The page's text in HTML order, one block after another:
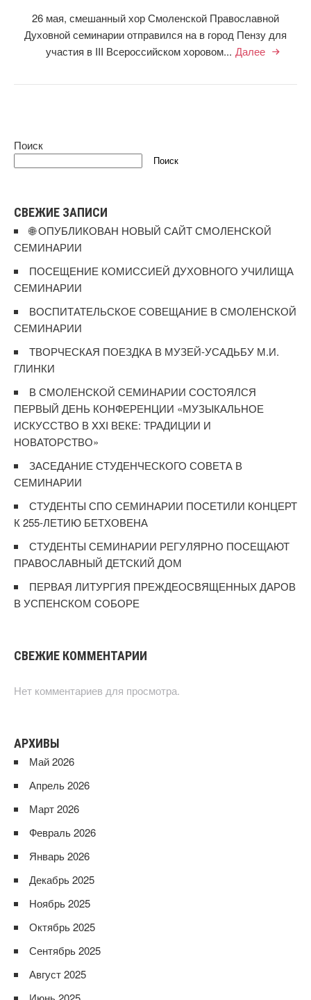
26 мая, смешанный хор Смоленской Православной
Духовной семинарии отправился на в город Пензу для
участия в III Всероссийском хоровом... Далее
Поиск
Поиск
СВЕЖИЕ ЗАПИСИ
🌐 ОПУБЛИКОВАН НОВЫЙ САЙТ СМОЛЕНСКОЙ
СЕМИНАРИИ
ПОСЕЩЕНИЕ КОМИССИЕЙ ДУХОВНОГО УЧИЛИЩА
СЕМИНАРИИ
ВОСПИТАТЕЛЬСКОЕ СОВЕЩАНИЕ В СМОЛЕНСКОЙ
СЕМИНАРИИ
ТВОРЧЕСКАЯ ПОЕЗДКА В МУЗЕЙ-УСАДЬБУ М.И.
ГЛИНКИ
В СМОЛЕНСКОЙ СЕМИНАРИИ СОСТОЯЛСЯ
ПЕРВЫЙ ДЕНЬ КОНФЕРЕНЦИИ «МУЗЫКАЛЬНОЕ
ИСКУССТВО В XXI ВЕКЕ: ТРАДИЦИИ И
НОВАТОРСТВО»
ЗАСЕДАНИЕ СТУДЕНЧЕСКОГО СОВЕТА В
СЕМИНАРИИ
СТУДЕНТЫ СПО СЕМИНАРИИ ПОСЕТИЛИ КОНЦЕРТ
К 255-ЛЕТИЮ БЕТХОВЕНА
СТУДЕНТЫ СЕМИНАРИИ РЕГУЛЯРНО ПОСЕЩАЮТ
ПРАВОСЛАВНЫЙ ДЕТСКИЙ ДОМ
ПЕРВАЯ ЛИТУРГИЯ ПРЕЖДЕОСВЯЩЕННЫХ ДАРОВ
В УСПЕНСКОМ СОБОРЕ
СВЕЖИЕ КОММЕНТАРИИ
Нет комментариев для просмотра.
АРХИВЫ
Май 2026
Апрель 2026
Март 2026
Февраль 2026
Январь 2026
Декабрь 2025
Ноябрь 2025
Октябрь 2025
Сентябрь 2025
Август 2025